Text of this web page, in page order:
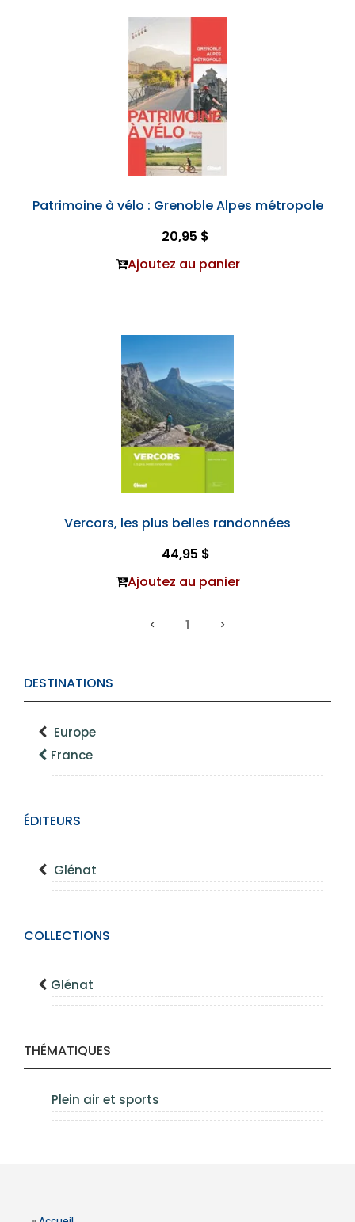
DESTINATIONS
Europe
France
ÉDITEURS
Glénat
COLLECTIONS
Glénat
THÉMATIQUES
Plein air et sports
Patrimoine à vélo : Grenoble Alpes métropole
20,95 $
Ajoutez au panier
Vercors, les plus belles randonnées
44,95 $
Ajoutez au panier
1